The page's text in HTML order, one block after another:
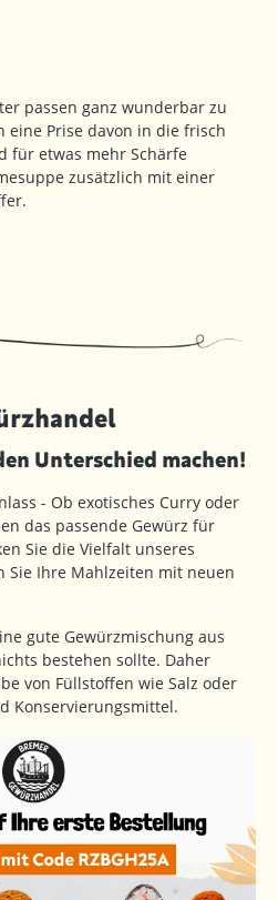
passen ganz wunderbar zu
eine Prise davon in die frisch
für etwas mehr Schärfe
zusätzlich mit einer
Unterschied machen!
- Ob exotisches Curry oder
das passende Gewürz für
Sie die Vielfalt unseres
Sie Ihre Mahlzeiten mit neuen
gute Gewürzmischung aus
bestehen sollte. Daher
von Füllstoffen wie Salz oder
Konservierungsmittel.